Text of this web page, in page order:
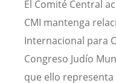
El Comité Central
CMI mantenga
Internacional para
Congreso Judío
que ello